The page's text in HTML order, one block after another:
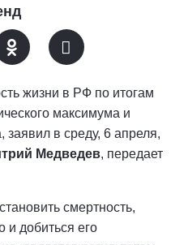
жизни в РФ по итогам
максимума и
заявил в среду, 6 апреля,
Медведев, передает
смертность,
и добиться его